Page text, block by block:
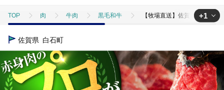
TOP 肉 牛肉 黒毛和牛 【牧場直送】佐賀牛 赤身焼
TOP
+1
佐賀県 白石町